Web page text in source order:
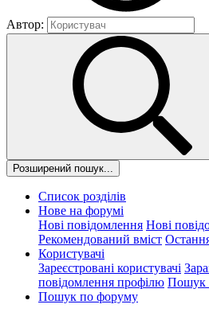
Автор:
Розширений пошук...
Список розділів
Нове на форумі
Нові повідомлення Нові
Рекомендований вміст
Користувачі
Зареєстровані користувачі
повідомлення профілю Пошук
Пошук по форуму